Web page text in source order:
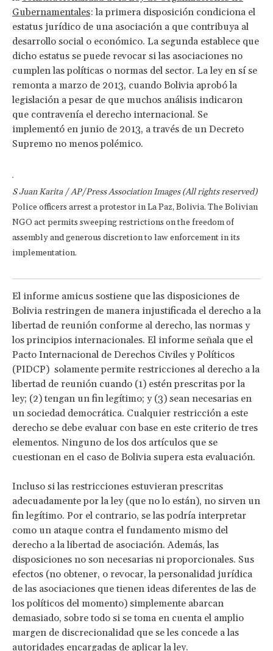
Gubernamentales: la primera disposición condiciona el
estatus jurídico de una asociación a que contribuya al
desarrollo social o económico. La segunda establece que
dicho estatus se puede revocar si las asociaciones no
cumplen las políticas o normas del sector. La ley en sí se
remonta a marzo de 2013, cuando Bolivia aprobó la
legislación a pesar de que muchos análisis indicaron
que contravenía el derecho internacional. Se
implementó en junio de 2013, a través de un Decreto
Supremo no menos polémico.
S Juan Karita / AP/Press Association Images (All rights reserved)
Police officers arrest a protestor in La Paz, Bolivia. The Bolivian
NGO act permits sweeping restrictions on the freedom of
assembly and generous discretion to law enforcement in its
implementation.
El informe amicus sostiene que las disposiciones de
Bolivia restringen de manera injustificada el derecho a la
libertad de reunión conforme al derecho, las normas y
los principios internacionales. El informe señala que el
Pacto Internacional de Derechos Civiles y Políticos
(PIDCP) solamente permite restricciones al derecho a la
libertad de reunión cuando (1) estén prescritas por la
ley; (2) tengan un fin legítimo; y (3) sean necesarias en
un sociedad democrática. Cualquier restricción a este
derecho se debe evaluar con base en este criterio de tres
elementos. Ninguno de los dos artículos que se
cuestionan en el caso de Bolivia supera esta evaluación.
Incluso si las restricciones estuvieran prescritas
adecuadamente por la ley (que no lo están), no sirven un
fin legítimo. Por el contrario, se las podría interpretar
como un ataque contra el fundamento mismo del
derecho a la libertad de asociación. Además, las
disposiciones no son necesarias ni proporcionales. Sus
efectos (no obtener, o revocar, la personalidad jurídica
de las asociaciones que tienen ideas diferentes de las de
los políticos del momento) simplemente abarcan
demasiado, sobre todo si se toma en cuenta el amplio
margen de discrecionalidad que se les concede a las
autoridades encargadas de aplicar la ley.